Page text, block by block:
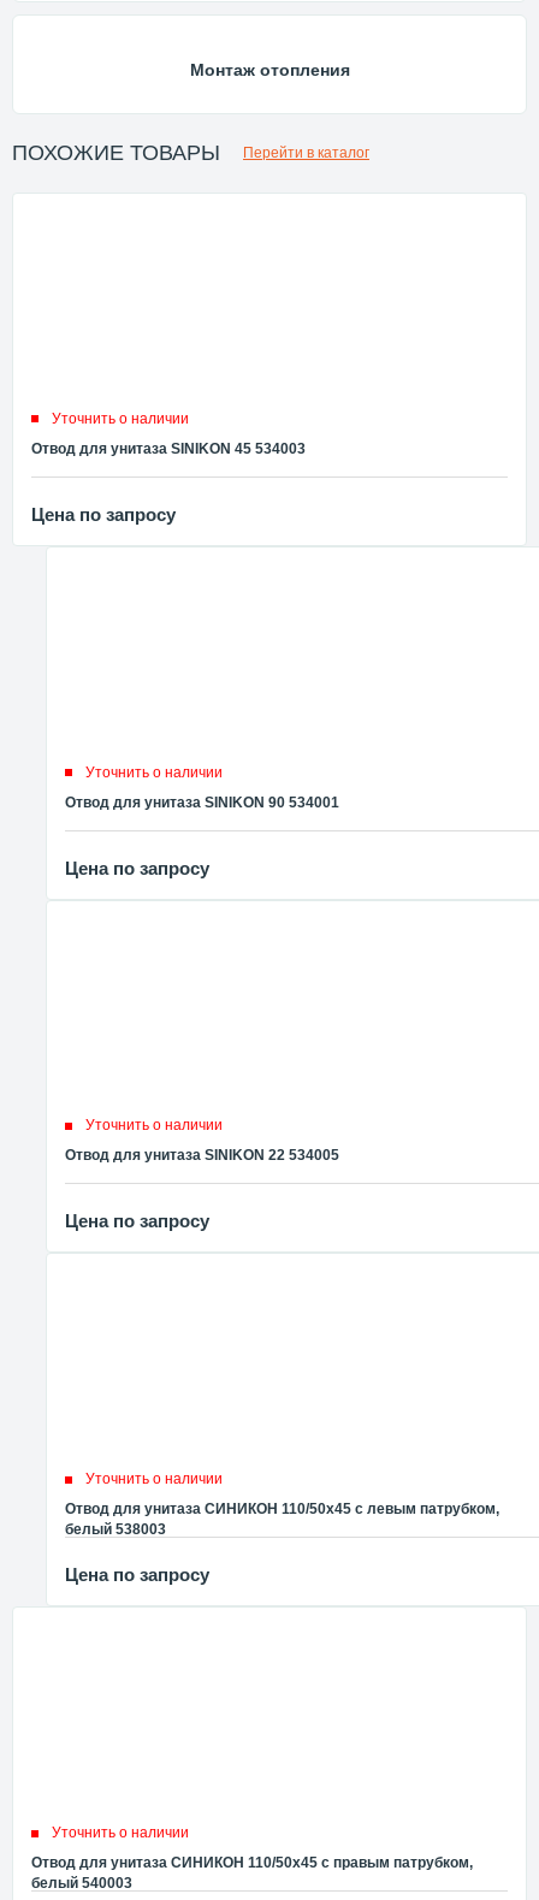
Монтаж отопления
ПОХОЖИЕ ТОВАРЫ Перейти в каталог
Уточнить о наличии
Отвод для унитаза SINIKON 45 534003
Цена по запросу
Уточнить о наличии
Отвод для унитаза SINIKON 90 534001
Цена по запросу
Уточнить о наличии
Отвод для унитаза SINIKON 22 534005
Цена по запросу
Уточнить о наличии
Отвод для унитаза СИНИКОН 110/50х45 с левым патрубком,
белый 538003
Цена по запросу
Уточнить о наличии
Отвод для унитаза СИНИКОН 110/50х45 с правым патрубком,
белый 540003